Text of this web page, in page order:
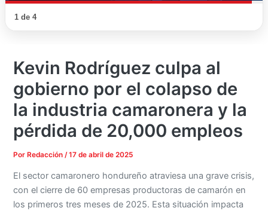
1 de 4
Kevin Rodríguez culpa al
gobierno por el colapso de
la industria camaronera y la
pérdida de 20,000 empleos
PorRedacción /17 de abril de 2025
El sector camaronero hondureño atraviesa una grave crisis,
con el cierre de 60 empresas productoras de camarón en
los primeros tres meses de 2025. Esta situación impacta